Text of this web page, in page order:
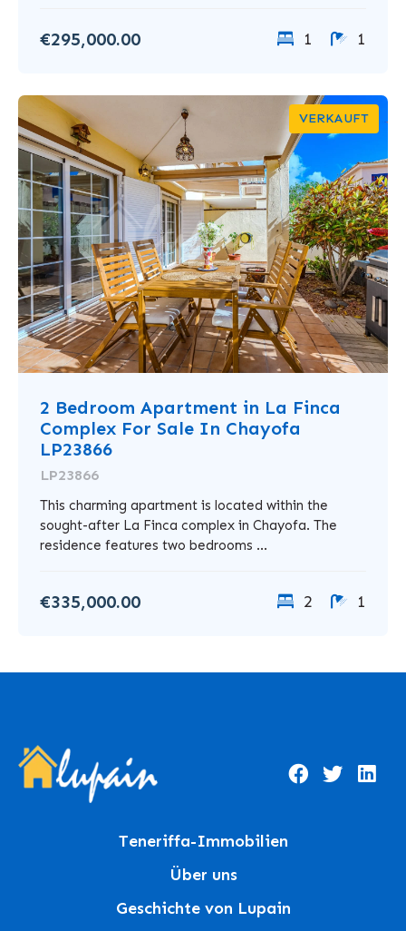
€295,000.00 1 1
VERKAUFT
2 Bedroom Apartment in La Finca
Complex For Sale In Chayofa
LP23866
LP23866
This charming apartment is located within the
sought-after La Finca complex in Chayofa. The
residence features two bedrooms ...
€335,000.00 2 1
Teneriffa-Immobilien
Über uns
Geschichte von Lupain